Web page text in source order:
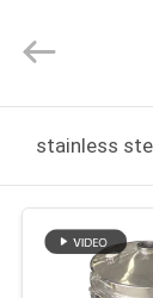
उत्पादों
Reserved.
stainless